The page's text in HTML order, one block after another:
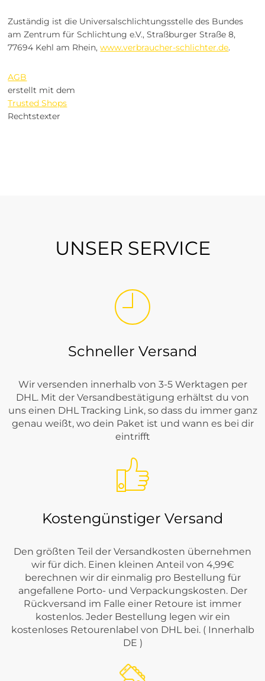
Zuständig ist die Universalschlichtungsstelle des Bundes
am Zentrum für Schlichtung e.V., Straßburger Straße 8,
77694 Kehl am Rhein,www.verbraucher-schlichter.de.
AGB
erstellt mit dem
Trusted Shops
Rechtstexter
UNSER SERVICE
Schneller Versand
Wir versenden innerhalb von 3-5 Werktagen per
DHL. Mit der Versandbestätigung erhältst du von
uns einen DHL Tracking Link, so dass du immer ganz
genau weißt, wo dein Paket ist und wann es bei dir
eintrifft
Kostengünstiger Versand
Den größten Teil der Versandkosten übernehmen
wir für dich. Einen kleinen Anteil von 4,99€
berechnen wir dir einmalig pro Bestellung für
angefallene Porto- und Verpackungskosten. Der
Rückversand im Falle einer Retoure ist immer
kostenlos. Jeder Bestellung legen wir ein
kostenloses Retourenlabel von DHL bei. ( Innerhalb
DE )